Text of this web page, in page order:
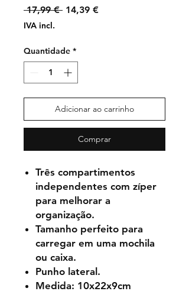
17,99 € Preço
14,39 €Preço
IVA incl.
Quantidade *
Adicionar ao carrinho
Comprar
Três compartimentos
independentes com zíper
para melhorar a
organização.
Tamanho perfeito para
carregar em uma mochila
ou caixa.
Punho lateral.
Medida: 10x22x9cm